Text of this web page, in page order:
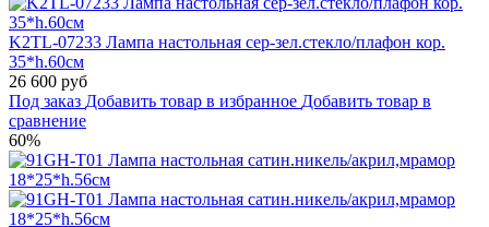
K2TL-07233 Лампа настольная сер-зел.стекло/плафон кор.
35*h.60см
26 600 руб
Под заказ Добавить товар в избранное Добавить товар в
сравнение
60%